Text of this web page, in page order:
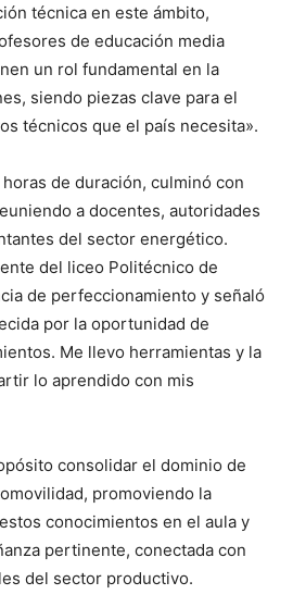
técnica en este ámbito,
de educación media
un rol fundamental en la
siendo piezas clave para el
técnicos que el país necesita».
de duración, culminó con
a docentes, autoridades
del sector energético.
del liceo Politécnico de
de perfeccionamiento y señaló
por la oportunidad de
Me llevo herramientas y la
lo aprendido con mis
consolidar el dominio de
promoviendo la
conocimientos en el aula y
pertinente, conectada con
del sector productivo.